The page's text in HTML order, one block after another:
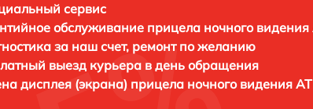
сервис
обслуживание прицела ночного видения
за наш счет, ремонт по желанию
выезд курьера в день обращения
дисплея (экрана) прицела ночного видения